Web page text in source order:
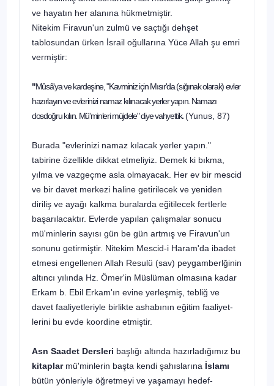
ve hayatın her alanına hükmetmiştir.
Nitekim Firavun'un zulmü ve saçtığı dehşet
tablosundan ürken İsrail oğul­larına Yüce Allah şu emri
vermiştir:
"Mûsâ'ya ve kardeşine, "Kavminiz için Mısır'da (sığınak olarak) evler
hazırlayın ve evlerinizi namaz kılınacak yerler yapın. Namazı
dosdoğru kı­lın. Mü'minleri müjdele" diye vahyettik.(Yunus, 87)
Burada "evlerinizi namaz kılacak yerler yapın."
tabirine özellikle dikkat et­meliyiz. Demek ki bıkma,
yılma ve vazgeçme asla olmayacak. Her ev bir mescid
ve bir davet merkezi haline getirilecek ve yeniden
diriliş ve ayağı kalkma bu­ralarda eğitilecek fertlerle
başarılacaktır. Evlerde yapılan çalışmalar sonucu
mü'minlerin sayısı gün be gün artmış ve Firavun'un
sonunu getirmiştir. Nitekim Mescid-i Haram'da ibadet
etmesi engellenen Allah Resulü (sav) peygamberlğinin
altıncı yılında Hz. Ömer'in Müslüman olmasına kadar
Erkam b. Ebil Erkam'ın evine yerleşmiş, tebliğ ve
davet faaliyetleriyle birlikte ashabının eğitim faaliyet­
lerini bu evde koordine etmiştir.
Asn Saadet Dersleri başlığı altında hazırladığımız bu
kitaplarmü'minlerin başta kendi şahıslarına İslamı
bütün yönleriyle öğretmeyi ve yaşamayı hedef­